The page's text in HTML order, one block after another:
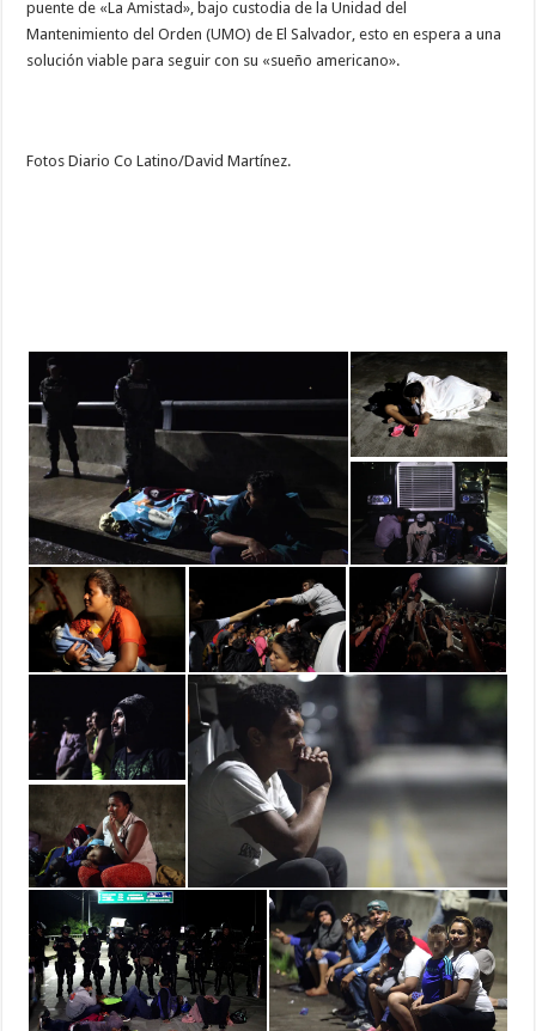
puente de «La Amistad», bajo custodia de la Unidad del
Mantenimiento del Orden (UMO) de El Salvador, esto en espera a una
solución viable para seguir con su «sueño americano».
Fotos Diario Co Latino/David Martínez.